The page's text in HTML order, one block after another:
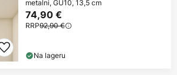
metalni, GU10, 13,5 cm
74,90 €
RRP92,90 €
Na lageru